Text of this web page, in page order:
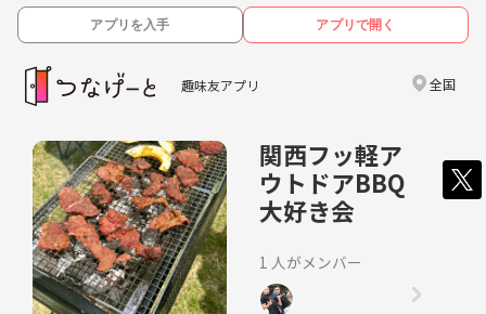
アプリを入手 アプリで開く
趣味友アプリ 全国
関西フッ軽ア
ウトドアBBQ
大好き会
1 人がメンバー